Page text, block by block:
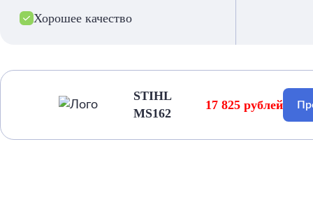
Хорошее качество
STIHL
MS162
17 825 рублей